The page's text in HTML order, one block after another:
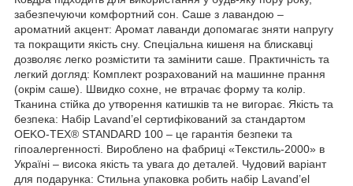
забезпечуючи комфортний сон. Саше з лавандою –
ароматний акцент: Аромат лаванди допомагає зняти напругу
та покращити якість сну. Спеціальна кишеня на блискавці
дозволяє легко розмістити та замінити саше. Практичність та
легкий догляд: Комплект розрахований на машинне прання
(окрім саше). Швидко сохне, не втрачає форму та колір.
Тканина стійка до утворення катишків та не вигорає. Якість та
безпека: Набір Lavand’el сертифікований за стандартом
OEKO-TEX® STANDARD 100 – це гарантія безпеки та
гіпоалергенності. Вироблено на фабриці «Текстиль-2000» в
Україні – висока якість та увага до деталей. Чудовий варіант
для подарунка: Стильна упаковка робить набір Lavand’el